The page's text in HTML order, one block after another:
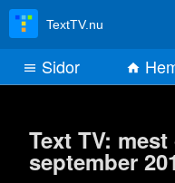
Text TV:
september
TextTV.nu
Sidor